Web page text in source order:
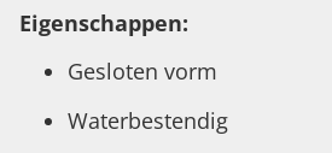
Eigenschappen:
Gesloten vorm
Waterbestendig